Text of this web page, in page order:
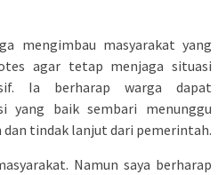
mengimbau masyarakat yang
agar tetap menjaga situasi
Ia berharap warga dapat
yang baik sembari menunggu
dan tindak lanjut dari pemerintah.
Namun saya berharap